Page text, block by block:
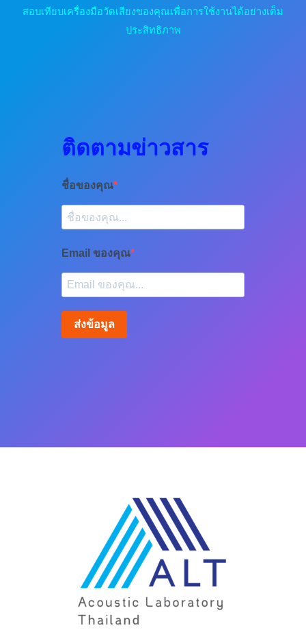
สอบเทียบเครื่องมือวัดเสียงของคุณเพื่อการใช้งานได้อย่างเต็ม
ประสิทธิภาพ
ติดตามข่าวสาร
ชื่อของคุณ
Email ของคุณ
ส่งข้อมูล